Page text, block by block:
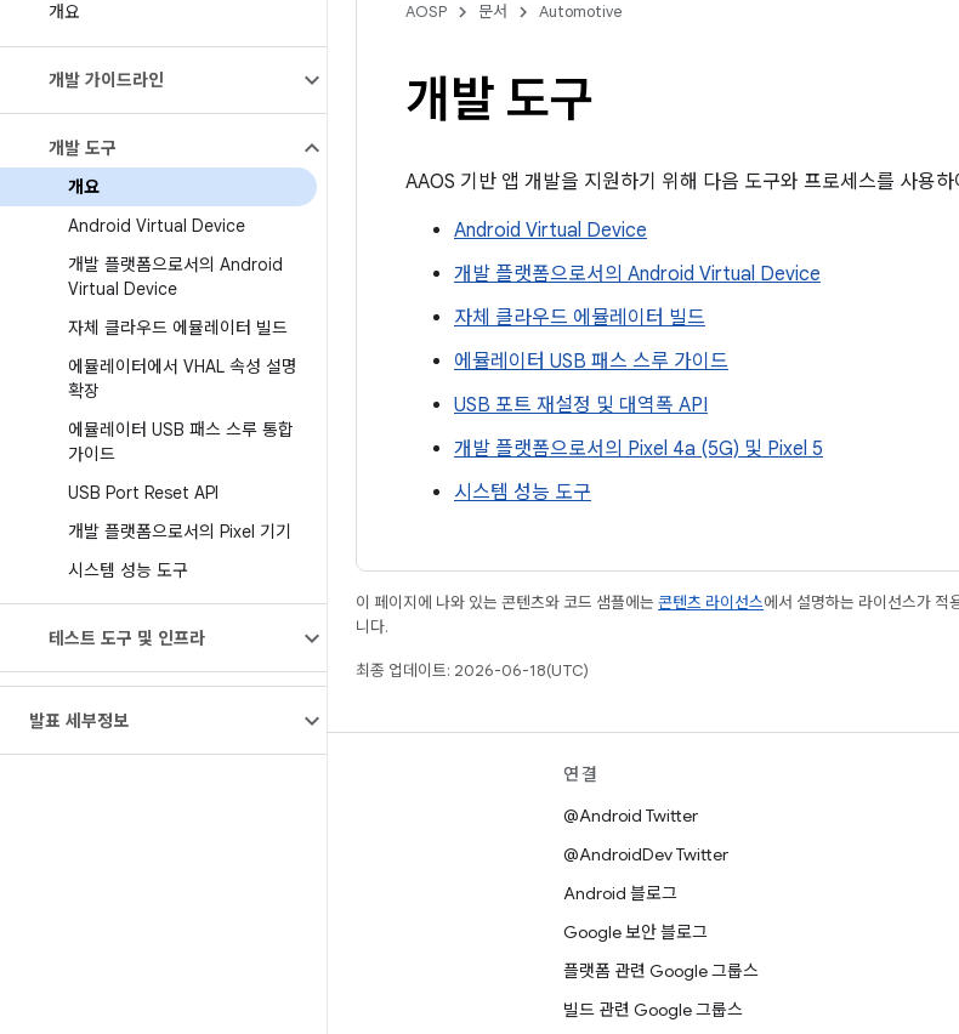
개요
개발 가이드라인
개발 도구
개요
Android Virtual Device
개발 플랫폼으로서의 Android
Virtual Device
자체 클라우드 에뮬레이터 빌드
에뮬레이터에서 VHAL 속성 설명
확장
에뮬레이터 USB 패스 스루 통합
가이드
USB Port Reset API
개발 플랫폼으로서의 Pixel 기기
시스템 성능 도구
테스트 도구 및 인프라
발표 세부정보
AOSP 문서 Automotive
개발 도구
AAOS 기반 앱 개발을 지원하기 위해 다음 도구와 프로세스를 사용
Android Virtual Device
개발 플랫폼으로서의 Android Virtual Device
자체 클라우드 에뮬레이터 빌드
에뮬레이터 USB 패스 스루 가이드
USB 포트 재설정 및 대역폭 API
개발 플랫폼으로서의 Pixel 4a (5G) 및 Pixel 5
시스템 성능 도구
이 페이지에 나와 있는 콘텐츠와 코드 샘플에는 콘텐츠 라이선스에서 설명하는 라이선스가
니다.
최종 업데이트: 2026-06-18(UTC)
연결
@Android Twitter
@AndroidDev Twitter
Android 블로그
Google 보안 블로그
플랫폼 관련 Google 그룹스
빌드 관련 Google 그룹스